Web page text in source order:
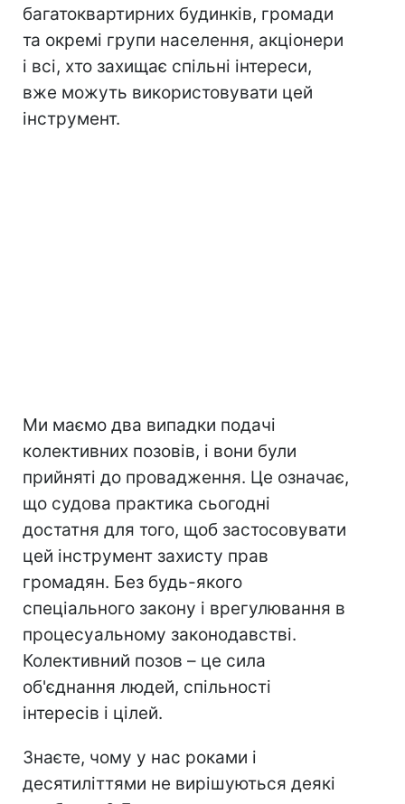
багатоквартирних будинків, громади
та окремі групи населення, акціонери
і всі, хто захищає спільні інтереси,
вже можуть використовувати цей
інструмент.
Ми маємо два випадки подачі
колективних позовів, і вони були
прийняті до провадження. Це означає,
що судова практика сьогодні
достатня для того, щоб застосовувати
цей інструмент захисту прав
громадян. Без будь-якого
спеціального закону і врегулювання в
процесуальному законодавстві.
Колективний позов – це сила
об'єднання людей, спільності
інтересів і цілей.
Знаєте, чому у нас роками і
десятиліттями не вирішуються деякі